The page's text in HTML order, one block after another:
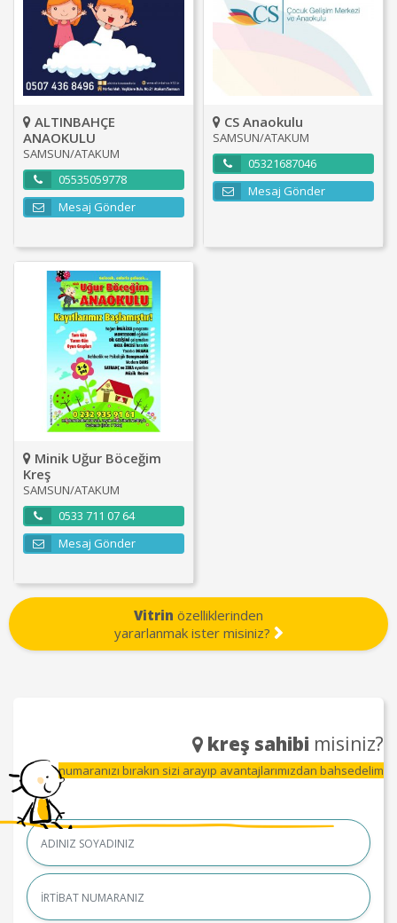
ALTINBAHÇE
ANAOKULU
SAMSUN/ATAKUM
05535059778
Mesaj Gönder
CS Anaokulu
SAMSUN/ATAKUM
05321687046
Mesaj Gönder
Minik Uğur Böceğim
Kreş
SAMSUN/ATAKUM
0533 711 07 64
Mesaj Gönder
Vitrin özelliklerinden
yararlanmak ister misiniz?
kreş sahibi misiniz?
numaranızı bırakın sizi arayıp avantajlarımızdan bahsedelim
Name
Name